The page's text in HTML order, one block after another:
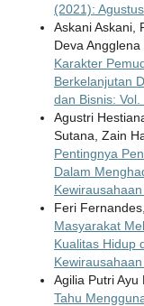
(2021): Agustus
Askani Askani,
Deva Angglena
Karakter
Berkelanjutan
dan Bisnis:
Agustri
Sutana, Zain
Pentingnya
Dalam
Feri
Masyarakat
Kualitas Hidup
Agilia Putri Ayu
Tahu